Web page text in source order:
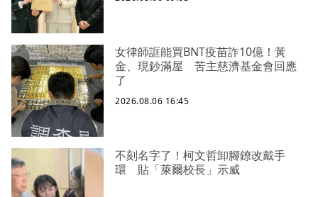
女律師誆能買BNT疫苗詐10億！黃
金、現鈔滿屋 苦主慈濟基金會回應
了
2026.08.06 16:45
不刻名字了！柯文哲卸腳鐐改戴手
環 貼「萊爾校長」示威